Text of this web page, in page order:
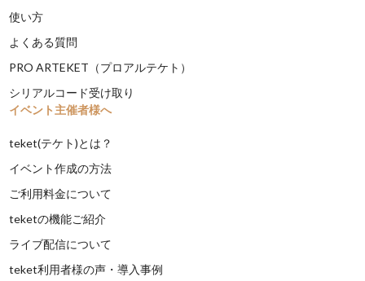
使い方
よくある質問
PRO ARTEKET（プロアルテケト）
シリアルコード受け取り
イベント主催者様へ
teket(テケト)とは？
イベント作成の方法
ご利用料金について
teketの機能ご紹介
ライブ配信について
teket利用者様の声・導入事例